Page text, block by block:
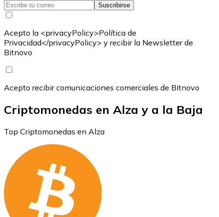
Suscribirse
Acepto la <privacyPolicy>Política de
Privacidad</privacyPolicy> y recibir la Newsletter de
Bitnovo
Acepto recibir comunicaciones comerciales de Bitnovo
Criptomonedas en Alza y a la Baja
Top Criptomonedas en Alza